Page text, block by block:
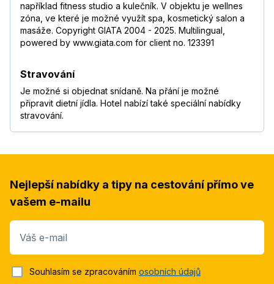
například fitness studio a kulečník. V objektu je wellnes
zóna, ve které je možné využít spa, kosmetický salon a
masáže. Copyright GIATA 2004 - 2025. Multilingual,
powered by www.giata.com for client no. 123391
Stravování
Je možné si objednat snídaně. Na přání je možné
připravit dietní jídla. Hotel nabízí také speciální nabídky
stravování.
Nejlepší nabídky a tipy na cestování přímo ve
vašem e-mailu
Váš e-mail
Souhlasím se zpracováním osobních údajů